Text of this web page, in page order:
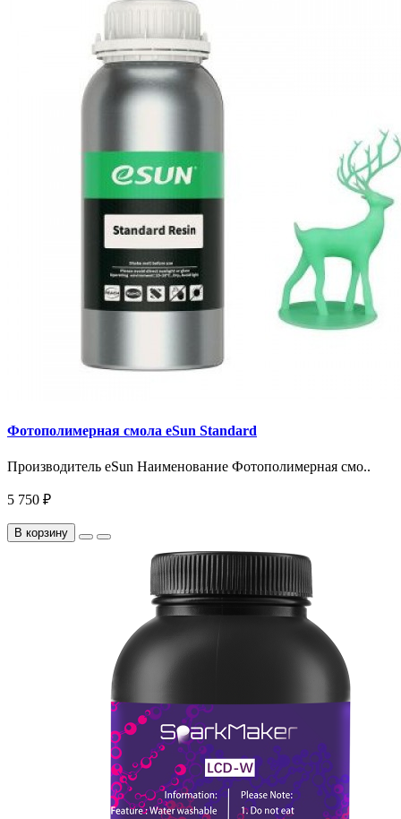
Фотополимерная смола eSun Standard
Производитель eSun Наименование Фотополимерная смо..
5 750 ₽
В корзину